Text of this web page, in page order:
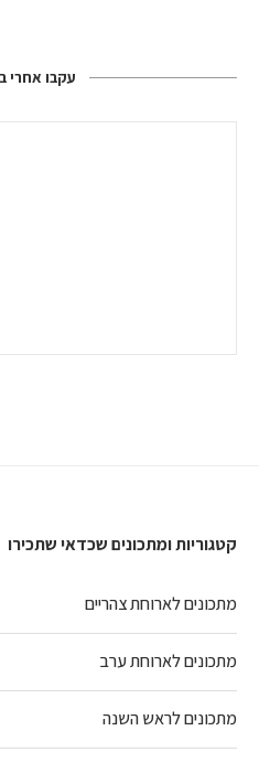
עקבו אחרי
קטגוריות ומתכונים שכדאי שתכירו
מתכונים לארוחת צהריים
מתכונים לארוחת ערב
מתכונים לראש השנה